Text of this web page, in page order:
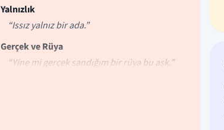
Yalnızlık
“Issız yalnız bir ada.”
Gerçek ve Rüya
“Yine mi gerçek sandığım bir rüya bu aşk.”